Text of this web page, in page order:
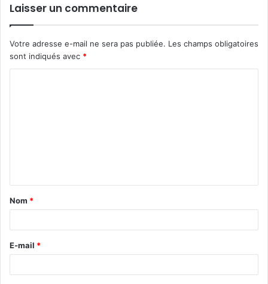
Laisser un commentaire
Votre adresse e-mail ne sera pas publiée. Les champs obligatoires
sont indiqués avec *
t
a
e
*
Nom *
E-mail *